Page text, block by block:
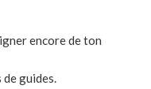
encore de ton
de guides.